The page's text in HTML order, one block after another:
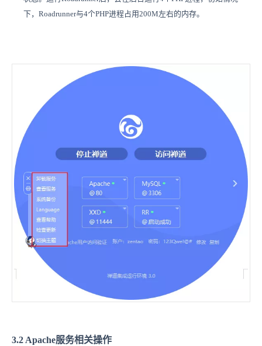
下，Roadrunner与4个PHP进程占用200M左右的内存。
3.2 Apache服务相关操作